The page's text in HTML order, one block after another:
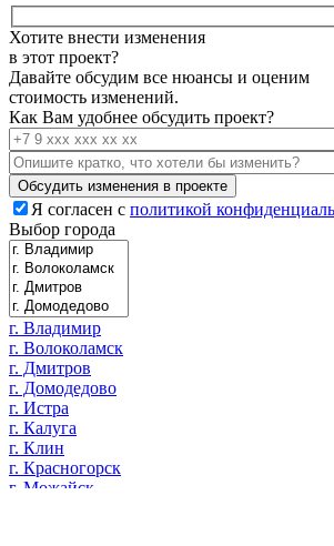
Хотите внести изменения
в этот проект?
Давайте обсудим все нюансы и оценим
стоимость изменений.
Как Вам удобнее обсудить проект?
Я согласен с политикой
Выбор города
г. Владимир
г. Волоколамск
г. Дмитров
г. Домодедово
г. Истра
г. Калуга
г. Клин
г. Красногорск
г. Можайск